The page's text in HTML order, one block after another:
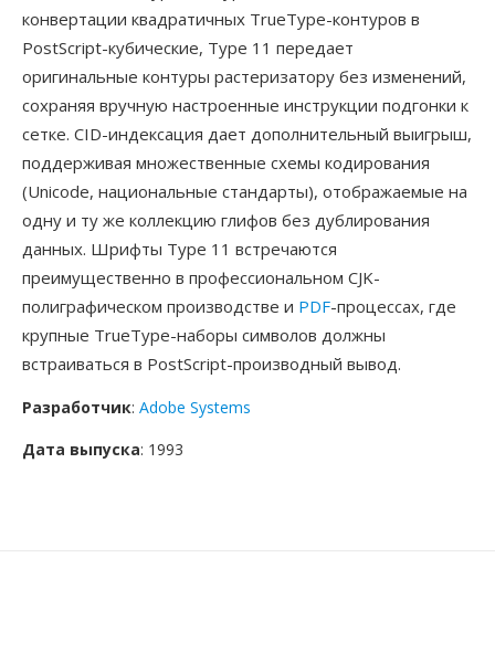
конвертации квадратичных TrueType-контуров в
PostScript-кубические, Type 11 передает
оригинальные контуры растеризатору без изменений,
сохраняя вручную настроенные инструкции подгонки к
сетке. CID-индексация дает дополнительный выигрыш,
поддерживая множественные схемы кодирования
(Unicode, национальные стандарты), отображаемые на
одну и ту же коллекцию глифов без дублирования
данных. Шрифты Type 11 встречаются
преимущественно в профессиональном CJK-
полиграфическом производстве и PDF-процессах, где
крупные TrueType-наборы символов должны
встраиваться в PostScript-производный вывод.
Разработчик: Adobe Systems
Дата выпуска: 1993